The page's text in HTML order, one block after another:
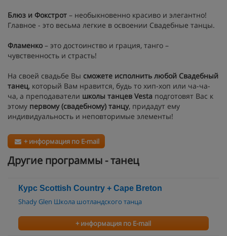
Блюз и Фокстрот – необыкновенно красиво и элегантно!
Главное - это весьма легкие в освоении Свадебные танцы.
Фламенко – это достоинство и грация, танго –
чувственность и страсть!
На своей свадьбе Вы сможете исполнить любой Свадебный
танец, который Вам нравится, будь то хип-хоп или ча-ча-
ча, а преподаватели школы танцев Vesta подготовят Вас к
этому первому (свадебному) танцу, придадут ему
индивидуальность и неповторимые элементы!
+ информация по E-mail
Другие программы - танец
Курс Scottish Country + Cape Breton
Shady Glen Школа шотландского танца
+ информация по E-mail